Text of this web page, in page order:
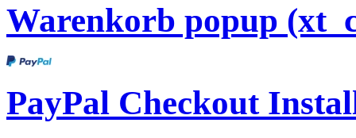
Warenkorb popup
PayPal Checkout